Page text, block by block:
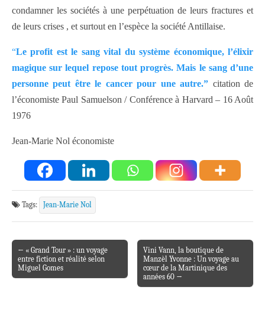
condamner les sociétés à une perpétuation de leurs fractures et
de leurs crises , et surtout en l’espèce la société Antillaise.
“Le profit estle sang vital du système économique, l’élixir
magique sur lequel repose tout progrès. Mais le sang d’une
personne peut être le cancer pour une autre.” citation de
l’économiste Paul Samuelson / Conférence à Harvard – 16 Août
1976
Jean-Marie Nol économiste
Tags: Jean-Marie Nol
Post navigation
← « Grand Tour » : un voyage
entre fiction et réalité selon
Miguel Gomes
Vini Vann, la boutique de
Manzèl Yvonne : Un voyage au
cœur de la Martinique des
années 60 →